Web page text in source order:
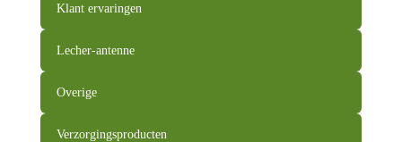
Klant ervaringen
Lecher-antenne
Overige
Verzorgingsproducten